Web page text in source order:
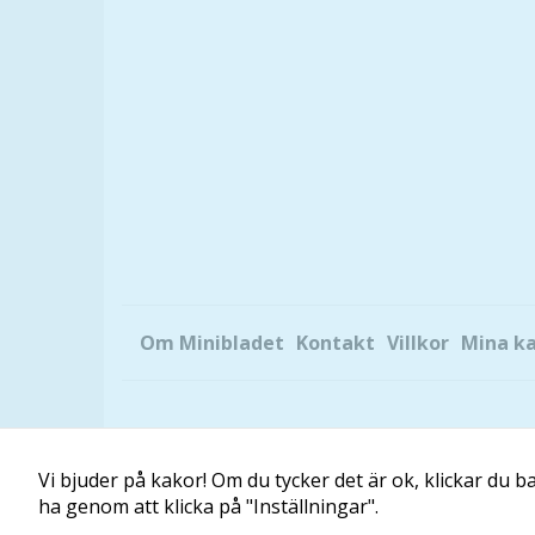
Om Minibladet Kontakt Villkor Mina
Vi bjuder på kakor! Om du tycker det är ok, klickar du
ha genom att klicka på "Inställningar".